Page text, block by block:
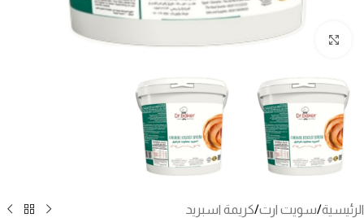
انقر للتكبير
الرئيسية/سويت ارت/كريمة اسبريد